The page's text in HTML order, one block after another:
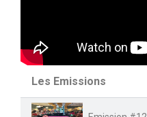
Les Emissions